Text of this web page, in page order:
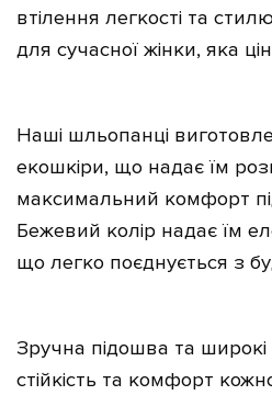
втілення легкості та
для сучасної жінки, яка
Наші шльопанці
екошкіри, що надає їм
максимальний комфорт
Бежевий колір надає їм
що легко поєднується з
Зручна підошва та
стійкість та комфорт